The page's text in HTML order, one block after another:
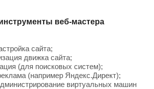
веб-мастера
сайта;
движка сайта;
(для поисковых систем);
(например Яндекс.Директ);
виртуальных машин